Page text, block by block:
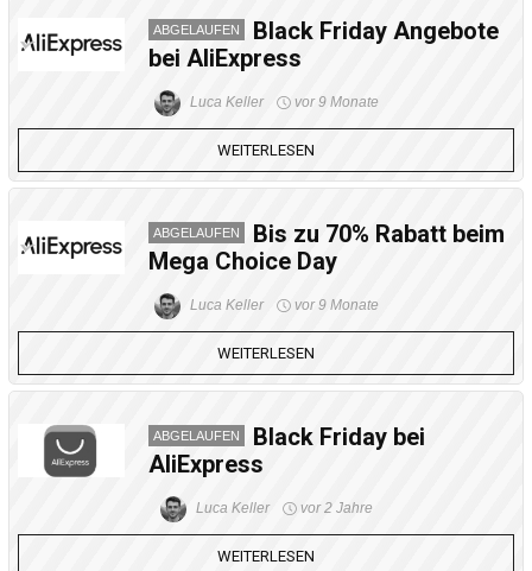
ABGELAUFEN
Black Friday Angebote
bei AliExpress
Luca Keller vor 9 Monate
WEITERLESEN
ABGELAUFEN
Bis zu 70% Rabatt beim
Mega Choice Day
Luca Keller vor 9 Monate
WEITERLESEN
ABGELAUFEN
Black Friday bei
AliExpress
Luca Keller vor 2 Jahre
WEITERLESEN